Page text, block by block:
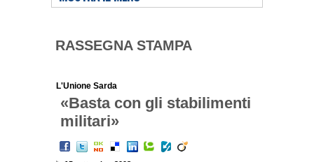
RASSEGNA STAMPA
L'Unione Sarda
«Basta con gli stabilimenti
militari»